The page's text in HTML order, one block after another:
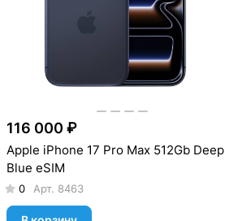
116 000 ₽
Apple iPhone 17 Pro Max 512Gb Deep
Blue eSIM
0 Арт. 8463